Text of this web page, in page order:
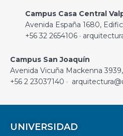
Campus Casa Central
Avenida España 1680,
+56 32 2654106 ·
Campus San Joaquín
Avenida Vicuña Mackenna
+56 2 23037140 ·
UNIVERSIDAD